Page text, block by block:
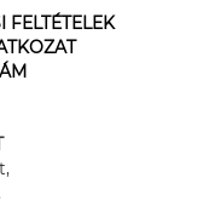
FELTÉTELEK